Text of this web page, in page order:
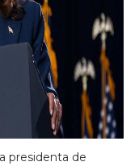
presidenta de